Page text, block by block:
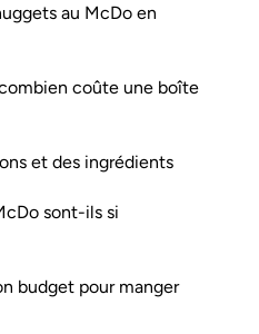
au McDo en
coûte une boîte
et des ingrédients
sont-ils si
budget pour manger